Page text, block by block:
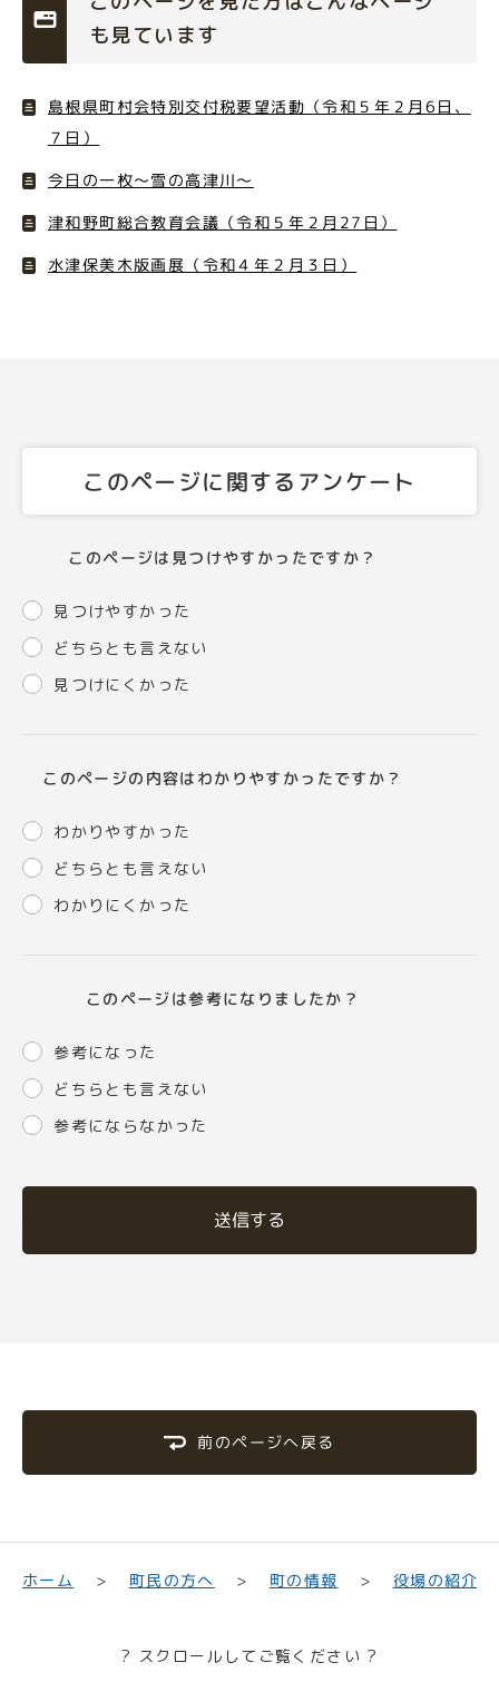
も見ています
島根県町村会特別交付税要望活動（令和５年２月6日、
７日）
今日の一枚～雪の高津川～
津和野町総合教育会議（令和５年２月27日）
水津保美木版画展（令和４年２月３日）
このページに関するアンケート
このページは見つけやすかったですか？
見つけやすかった
どちらとも言えない
見つけにくかった
このページの内容はわかりやすかったですか？
わかりやすかった
どちらとも言えない
わかりにくかった
このページは参考になりましたか？
参考になった
どちらとも言えない
参考にならなかった
送信する
前のページへ戻る
ホーム 町民の方へ 町の情報 役場の紹介
? スクロールしてご覧ください ?